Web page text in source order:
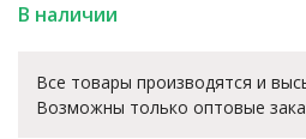
В наличии
Все товары производятся и
Возможны только оптовые